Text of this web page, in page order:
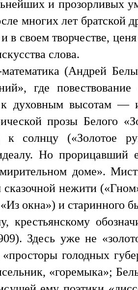
и прозорливых
многих лет братской
своем творчестве,
слова.
(Андрей
где
духовным высотам — и
прозы Белого
солнцу («Золотое
Но
доме».
нежити
окна») и старинного
крестьянскому
Здесь уже не
голодных
«горемыка»;